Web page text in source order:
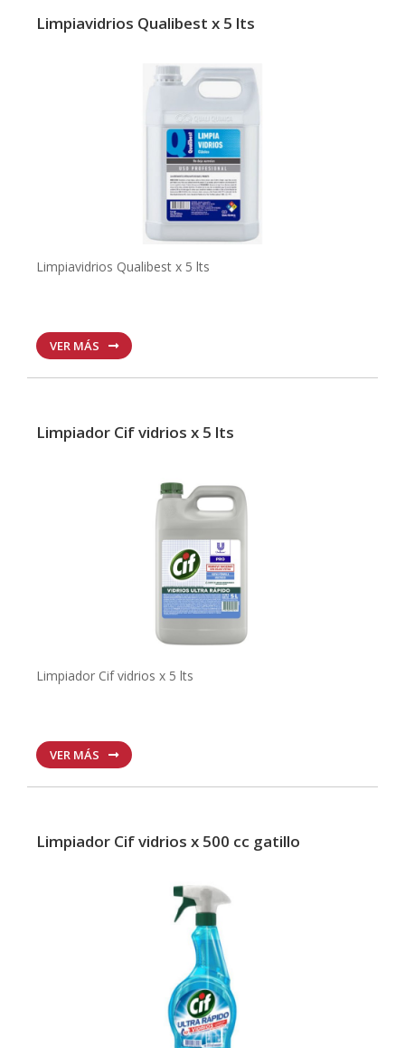
Limpiavidrios Qualibest x 5 lts
Limpiavidrios Qualibest x 5 lts
VER MÁS
Limpiador Cif vidrios x 5 lts
Limpiador Cif vidrios x 5 lts
VER MÁS
Limpiador Cif vidrios x 500 cc gatillo